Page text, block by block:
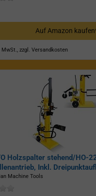
Auf Amazon
zzgl. Versandkosten
Holzspalter stehend/HO-
Inkl.
22 Tonnen*
Machine Tools